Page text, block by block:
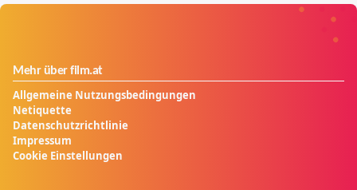
Mehr über film.at
Allgemeine Nutzungsbedingungen
Netiquette
Datenschutzrichtlinie
Impressum
Cookie Einstellungen